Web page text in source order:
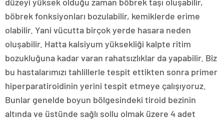
böbrek fonksiyonları bozulabilir, kemiklerde erime
olabilir. Yani vücutta birçok yerde hasara neden
oluşabilir. Hatta kalsiyum yüksekliği kalpte ritim
bozukluğuna kadar varan rahatsızlıklar da yapabilir. Biz
bu hastalarımızı tahlillerle tespit ettikten sonra primer
hiperparatiroidinin yerini tespit etmeye çalışıyoruz.
Bunlar genelde boyun bölgesindeki tiroid bezinin
altında ve üstünde sağlı sollu olmak üzere 4 adet